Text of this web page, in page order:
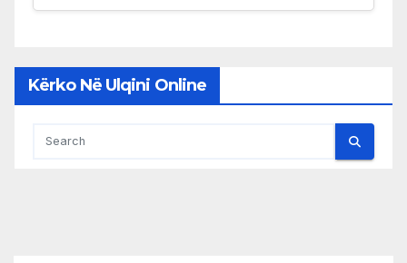
Kërko Në Ulqini Online